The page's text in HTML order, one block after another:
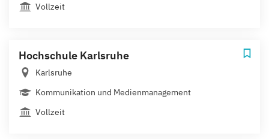
Vollzeit
Hochschule Karlsruhe
Karlsruhe
Kommunikation und Medienmanagement
Vollzeit